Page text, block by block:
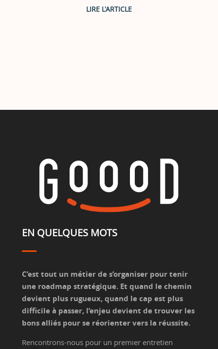
EN QUELQUES MOTS
C’est tout un métier de s’organiser pour tenir
une roadmap stratégique. Et quand le chemin
devient plus rugueux, quand le cap est plus
difficile à passer, l’enjeu devient de trouver les
bons alliés pour se réorienter vers la réussite.
Rencontrons-nous pour un premier entretien